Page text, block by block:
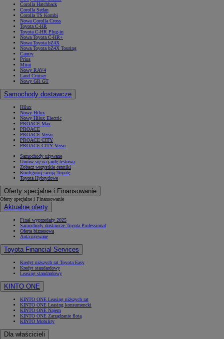
Corolla Hatchback
Corolla Sedan
Corolla TS Kombi
Nowa Corolla Cross
Toyota C-HR
Toyota C-HR Plug-in
Nowa Toyota C-HR+
Nowa Toyota bZ4X
Nowa Toyota bZ4X Touring
Camry
Prius
Mirai
Nowy RAV4
Land Cruiser
Nowy GR GT
Samochody dostawcze
Hilux
Nowy Hilux
Nowy Hilux Electric
PROACE Max
PROACE
PROACE Verso
PROACE CITY
PROACE CITY Verso
Samochody używane
Umów się na jazdę testową
Zobacz wszystkie cenniki
Konfiguruj swoją Toyotę
Toyota Hybrydowe
Oferty specjalne i Finansowanie
Oferty specjalne i Finansowanie
Aktualne oferty
Finał wyprzedaży 2025
Samochody dostawcze Toyota Professional
Oferta biznesowa
Auta używane
Toyota Financial Services
Kredyt niższych rat Toyota Easy
Kredyt standardowy
Leasing standardowy
KINTO ONE
KINTO ONE Leasing niższych rat
KINTO ONE Leasing konsumencki
KINTO ONE Najem
KINTO ONE Zarządzanie flotą
KINTO Mobility
Dla właścicieli